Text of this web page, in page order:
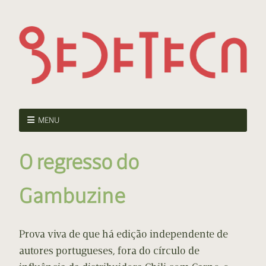
MENU
O regresso do
Gambuzine
Prova viva de que há edição independente de
autores portugueses, fora do círculo de